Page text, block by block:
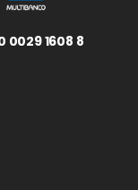
0029 1608 8